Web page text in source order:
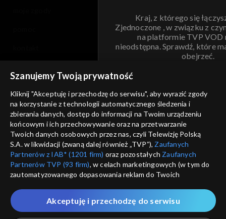
Kraj, z którego się
Zjednoczone , w związku z
na platformie TVP VOD
nieodstępna. Sprawdź, które
obejrzeć.
ANULUJ
informacje o dostawcy usług
Szanujemy Twoją prywatność
Kliknij "Akceptuję i przechodzę do serwisu", aby wyrazić zgody
na korzystanie z technologii automatycznego śledzenia i
zbierania danych, dostęp do informacji na Twoim urządzeniu
końcowym i ich przechowywanie oraz na przetwarzanie
Twoich danych osobowych przez nas, czyli Telewizję Polską
S.A. w likwidacji (zwaną dalej również „TVP”), Zaufanych
Partnerów z IAB* (1201 firm) oraz pozostałych Zaufanych
Partnerów TVP (93 firm), w celach marketingowych (w tym do
zautomatyzowanego dopasowania reklam do Twoich
które wskazujemy poniżej, a także zgody na udostępnianie
przez nas identyfikatora PPID do Google.
Akceptuję i przechodzę do serwisu